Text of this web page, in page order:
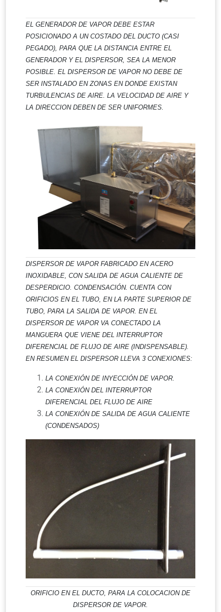
EL GENERADOR DE VAPOR DEBE ESTAR
POSICIONADO A UN COSTADO DEL DUCTO (CASI
PEGADO), PARA QUE LA DISTANCIA ENTRE EL
GENERADOR Y EL DISPERSOR, SEA LA MENOR
POSIBLE. EL DISPERSOR DE VAPOR NO DEBE DE
SER INSTALADO EN ZONAS EN DONDE EXISTAN
TURBULENCIAS DE AIRE. LA VELOCIDAD DE AIRE Y
LA DIRECCION DEBEN DE SER UNIFORMES.
DISPERSOR DE VAPOR FABRICADO EN ACERO
INOXIDABLE, CON SALIDA DE AGUA CALIENTE DE
DESPERDICIO. CONDENSACIÓN. CUENTA CON
ORIFICIOS EN EL TUBO, EN LA PARTE SUPERIOR DE
TUBO, PARA LA SALIDA DE VAPOR. EN EL
DISPERSOR DE VAPOR VA CONECTADO LA
MANGUERA QUE VIENE DEL INTERRUPTOR
DIFERENCIAL DE FLUJO DE AIRE (INDISPENSABLE).
EN RESUMEN EL DISPERSOR LLEVA 3 CONEXIONES:
LA CONEXIÓN DE INYECCIÓN DE VAPOR.
LA CONEXIÓN DEL INTERRUPTOR
DIFERENCIAL DEL FLUJO DE AIRE
LA CONEXIÓN DE SALIDA DE AGUA CALIENTE
(CONDENSADOS)
ORIFICIO EN EL DUCTO, PARA LA COLOCACION DE
DISPERSOR DE VAPOR.